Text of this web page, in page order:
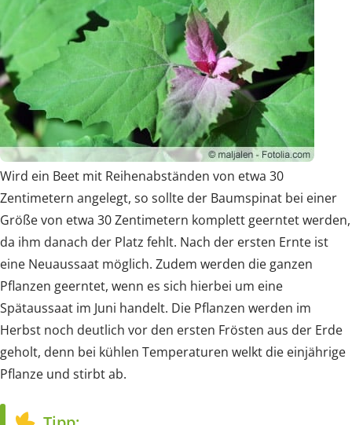
Wird ein Beet mit Reihenabständen von etwa 30
Zentimetern angelegt, so sollte der Baumspinat bei einer
Größe von etwa 30 Zentimetern komplett geerntet werden,
da ihm danach der Platz fehlt. Nach der ersten Ernte ist
eine Neuaussaat möglich. Zudem werden die ganzen
Pflanzen geerntet, wenn es sich hierbei um eine
Spätaussaat im Juni handelt. Die Pflanzen werden im
Herbst noch deutlich vor den ersten Frösten aus der Erde
geholt, denn bei kühlen Temperaturen welkt die einjährige
Pflanze und stirbt ab.